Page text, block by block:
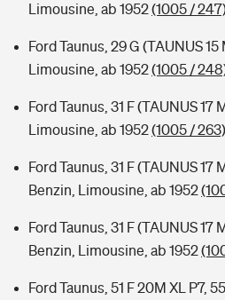
Limousine, ab 1952(1005 /
Ford Taunus, 29 G (TAUNUS 15
Limousine, ab 1952(1005 /
Ford Taunus, 31 F (TAUNUS 17
Limousine, ab 1952(1005 / 263)
Ford Taunus, 31 F (TAUNUS 17
Benzin, Limousine, ab 1952
Ford Taunus, 31 F (TAUNUS 17
Benzin, Limousine, ab 1952
Ford Taunus, 51 F 20M XL P7,